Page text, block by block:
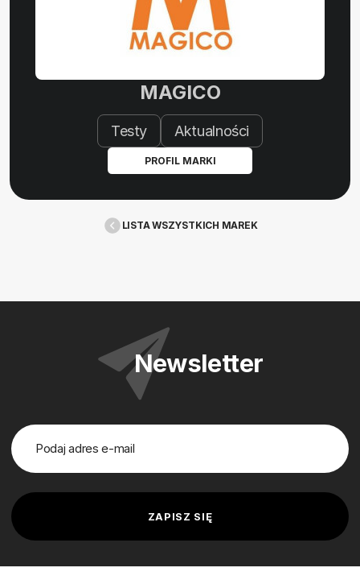
MAGICO
Testy Aktualności
PROFIL MARKI
LISTA WSZYSTKICH MAREK
Newsletter